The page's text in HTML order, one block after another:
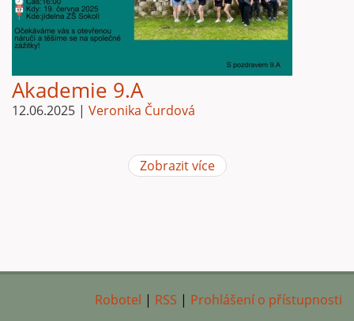
Akademie 9.A
12.06.2025 | Veronika Čurdová
Zobrazit více
Robotel | RSS | Prohlášení o přístupnosti